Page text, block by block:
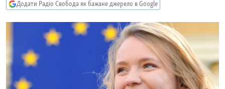
УКРАЇНА
СХЕМИ
КИТАЙ.ВИКЛИКИ
МУЛЬТИМЕДІА
ФОТО
СПЕЦПРОЄКТИ
Додати Радіо Свобода як бажане джерело в Google